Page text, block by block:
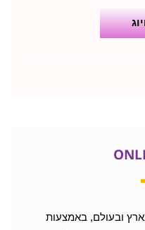
ובעולם, באמצעות